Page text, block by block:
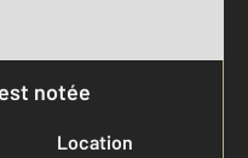
notée
Location